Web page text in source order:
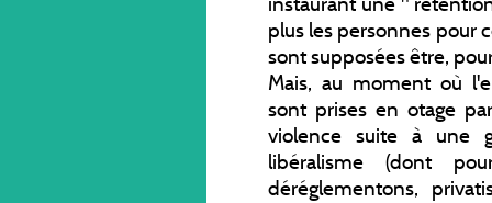
plus les personnes pour
sont supposées être,
Mais, au moment où
sont prises en otage
violence suite à une
libéralisme (dont
déréglementons,